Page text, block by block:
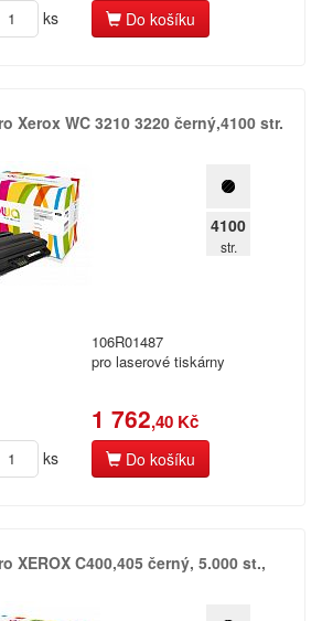
ks Do košíku
Xerox WC 3210 3220 černý,​4100 str.​
4100
str.
106R01487
pro laserové tiskárny
1 762,40 Kč
ks Do košíku
XEROX C400,​405 černý,​ 5.​000 st.​,​